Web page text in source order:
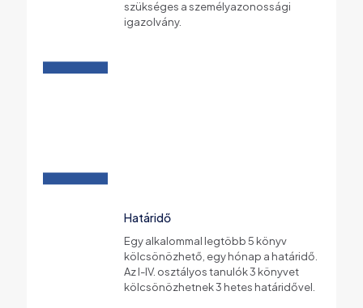
szükséges a személyazonossági
igazolvány.
Határidő
Egy alkalommal legtöbb 5 könyv
kölcsönözhető, egy hónap a határidő.
Az I-IV. osztályos tanulók 3 könyvet
kölcsönözhetnek 3 hetes határidővel.